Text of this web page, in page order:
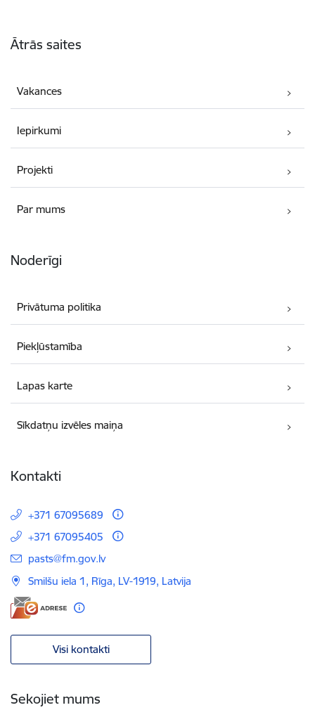
Ātrās saites
Vakances
Iepirkumi
Projekti
Par mums
Noderīgi
Privātuma politika
Piekļūstamība
Lapas karte
Sīkdatņu izvēles maiņa
Kontakti
+371 67095689
+371 67095405
E-pasts:
pasts@fm.gov.lv
Smilšu iela 1, Rīga, LV-1919, Latvija
Visi kontakti
Sekojiet mums